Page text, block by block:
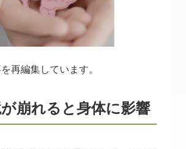
再編集しています。
崩れると身体に影響